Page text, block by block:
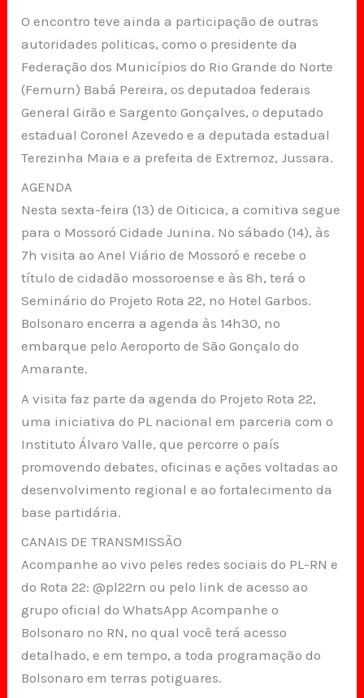
O encontro teve ainda a participação de outras
autoridades politicas, como o presidente da
Federação dos Municípios do Rio Grande do Norte
(Femurn) Babá Pereira, os deputadoa federais
General Girão e Sargento Gonçalves, o deputado
estadual Coronel Azevedo e a deputada estadual
Terezinha Maia e a prefeita de Extremoz, Jussara.
AGENDA
Nesta sexta-feira (13) de Oiticica, a comitiva segue
para o Mossoró Cidade Junina. No sábado (14), às
7h visita ao Anel Viário de Mossoró e recebe o
título de cidadão mossoroense e às 8h, terá o
Seminário do Projeto Rota 22, no Hotel Garbos.
Bolsonaro encerra a agenda às 14h30, no
embarque pelo Aeroporto de São Gonçalo do
Amarante.
A visita faz parte da agenda do Projeto Rota 22,
uma iniciativa do PL nacional em parceria com o
Instituto Álvaro Valle, que percorre o país
promovendo debates, oficinas e ações voltadas ao
desenvolvimento regional e ao fortalecimento da
base partidária.
CANAIS DE TRANSMISSÃO
Acompanhe ao vivo peles redes sociais do PL-RN e
do Rota 22: @pl22rn ou pelo link de acesso ao
grupo oficial do WhatsApp Acompanhe o
Bolsonaro no RN, no qual você terá acesso
detalhado, e em tempo, a toda programação do
Bolsonaro em terras potiguares.